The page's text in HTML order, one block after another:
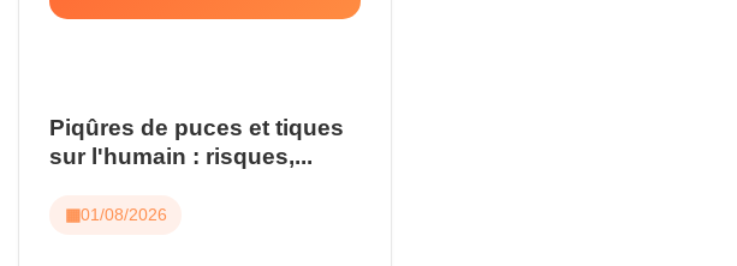
Piqûres de puces et tiques
sur l'humain : risques,...
01/08/2026